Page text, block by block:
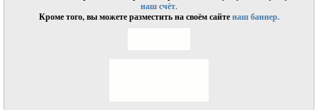
наш счёт.
Кроме того, вы можете разместить на своём сайтенаш баннер.